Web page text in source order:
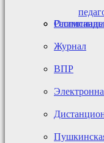
Журнал
ВПР